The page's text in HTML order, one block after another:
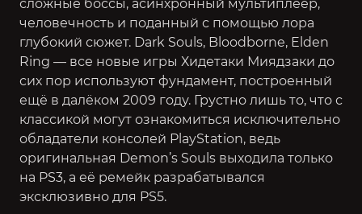
сложные боссы, асинхронный мультиплеер,
человечность и поданный с помощью лора
глубокий сюжет. Dark Souls, Bloodborne, Elden
Ring — все новые игры Хидетаки Миядзаки до
сих пор используют фундамент, построенный
ещё в далёком 2009 году. Грустно лишь то, что с
классикой могут ознакомиться исключительно
обладатели консолей PlayStation, ведь
оригинальная Demon’s Souls выходила только
на PS3, а её ремейк разрабатывался
эксклюзивно для PS5.